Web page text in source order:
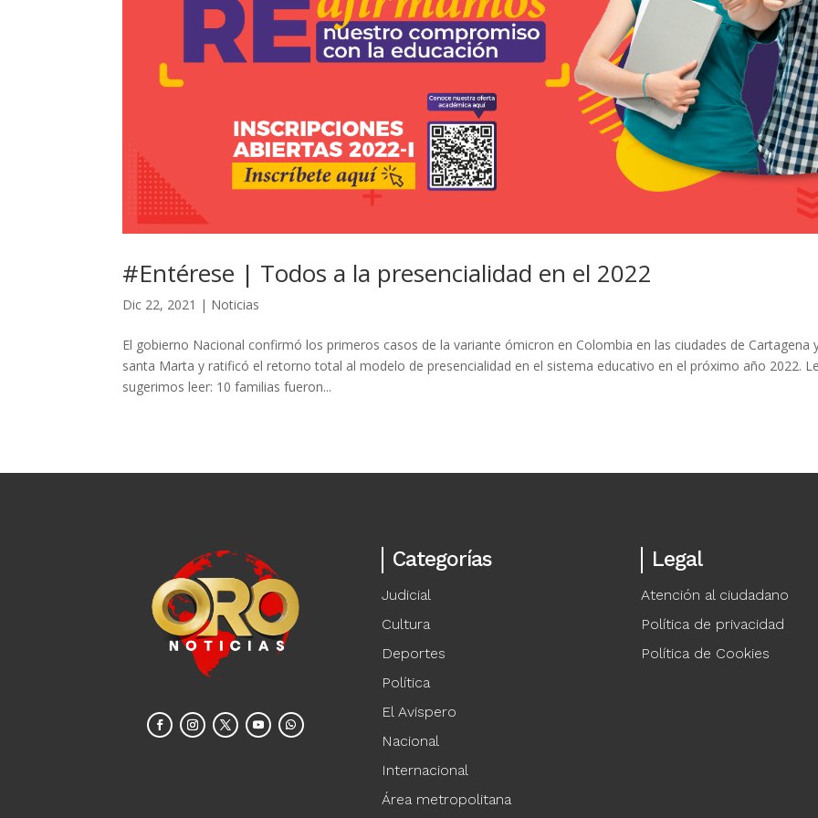
#Entérese | Todos a la presencialidad en el 2022
Dic 22, 2021 | Noticias
El gobierno Nacional confirmó los primeros casos de la variante ómicron en Colombia en las ciudades de Cartagena
santa Marta y ratificó el retorno total al modelo de presencialidad en el sistema educativo en el próximo año 2022.
sugerimos leer: 10 familias fueron...
Categorías
Judicial
Cultura
Deportes
Política
El Avispero
Nacional
Internacional
Área metropolitana
Legal
Atención al ciudadano
Política de privacidad
Política de Cookies